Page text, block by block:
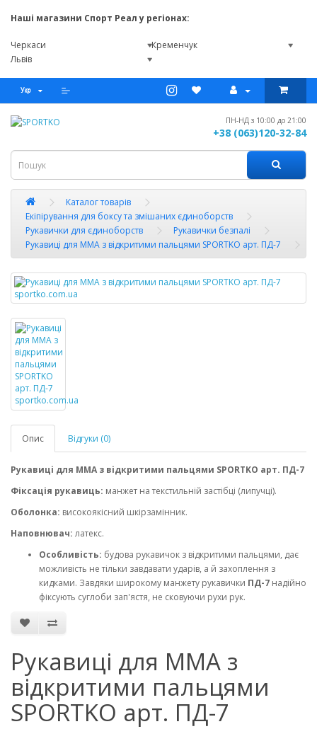
Наші магазини Спорт Реал у регіонах:
Черкаси
Кременчук
Львів
ПН-НД з 10:00 до 21:00
+38 (063)120-32-84
Каталог товарів
Екіпірування для боксу та змішаних єдиноборств
Рукавички для єдиноборств
Рукавички безпалі
Рукавиці для MMA з відкритими пальцями SPORTKO арт. ПД-7
Опис Відгуки (0)
Рукавиці для MMA з відкритими пальцями SPORTKO арт. ПД-7
Фіксація рукавиць: манжет на текстильній застібці (липучці).
Оболонка: високоякісний шкірзамінник.
Наповнювач: латекс.
Особливість: будова рукавичок з відкритими пальцями, дає
можливість не тільки завдавати ударів, а й захоплення з
кидками. Завдяки широкому манжету рукавички ПД-7 надійно
фіксують суглоби зап'ястя, не сковуючи рухи рук.
Рукавиці для MMA з
відкритими пальцями
SPORTKO арт. ПД-7